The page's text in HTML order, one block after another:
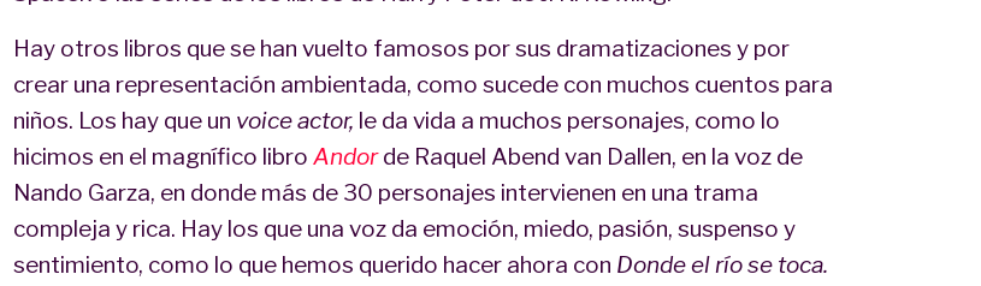
Hay otros libros que se han vuelto famosos por sus dramatizaciones y por
crear una representación ambientada, como sucede con muchos cuentos para
niños. Los hay que un voice actor, le da vida a muchos personajes, como lo
hicimos en el magnífico libro Andor de Raquel Abend van Dallen, en la voz de
Nando Garza, en donde más de 30 personajes intervienen en una trama
compleja y rica. Hay los que una voz da emoción, miedo, pasión, suspenso y
sentimiento, como lo que hemos querido hacer ahora con Donde el río se toca.